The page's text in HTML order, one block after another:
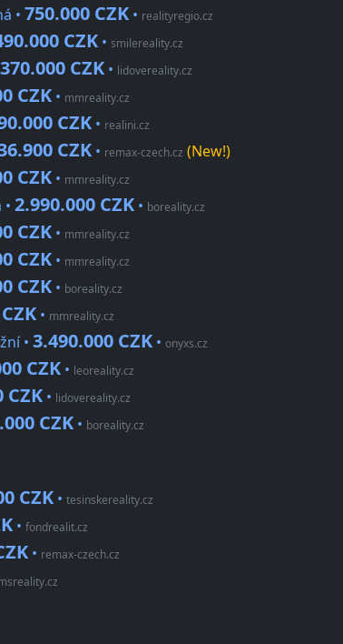
• 750.000 CZK • realityregio.cz
CZK • smilereality.cz
CZK • lidovereality.cz
CZK • mmreality.cz
CZK • realini.cz
CZK • remax-czech.cz (New!)
CZK • mmreality.cz
2.990.000 CZK • boreality.cz
CZK • mmreality.cz
CZK • mmreality.cz
CZK • boreality.cz
• mmreality.cz
• 3.490.000 CZK • onyxs.cz
CZK • leoreality.cz
CZK • lidovereality.cz
CZK • boreality.cz
CZK • tesinskereality.cz
• fondrealit.cz
• remax-czech.cz